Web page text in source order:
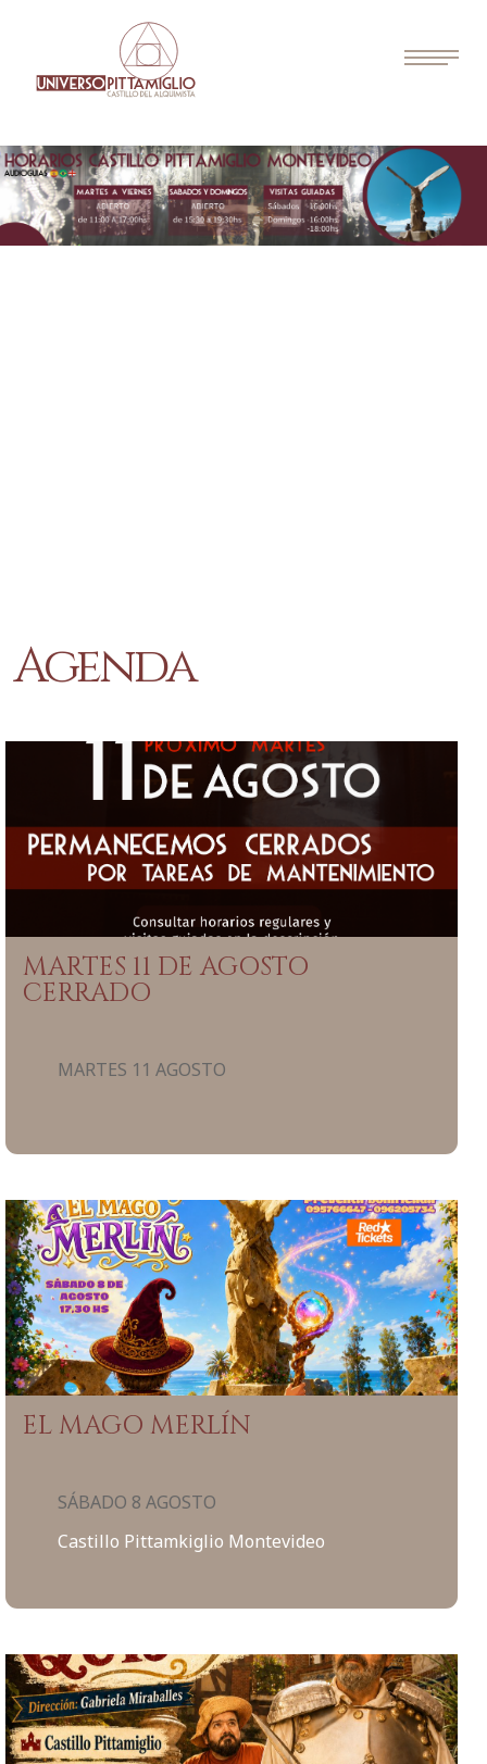
Agenda
MARTES 11 DE AGOSTO
CERRADO
MARTES 11 AGOSTO
EL MAGO MERLÍN
SÁBADO 8 AGOSTO
Castillo Pittamkiglio Montevideo